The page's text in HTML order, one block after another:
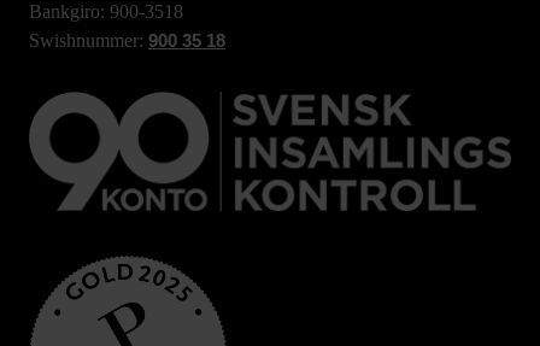
Bankgiro: 900-3518
Swishnummer: 900 35 18